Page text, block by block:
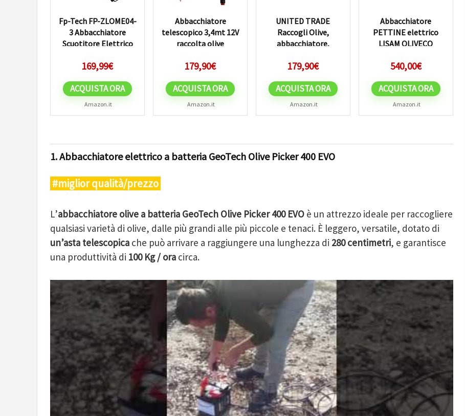
Fp-Tech FP-ZLOME04-
3 Abbacchiatore
Scuotitore Elettrico
Arancione
169,99€
ACQUISTA ORA
Amazon.it
Abbacchiatore
telescopico 3,4mt 12V
raccolta olive
8004
179,90€
ACQUISTA ORA
Amazon.it
UNITED TRADE
Raccogli Olive,
abbacchiatore,
scuotitore per Oliva,
179,90€
ACQUISTA ORA
Amazon.it
Abbacchiatore
PETTINE elettrico
LISAM OLIVECO
leggero e
in...
540,00€
ACQUISTA ORA
Amazon.it
1. Abbacchiatore elettrico a batteria GeoTech Olive Picker 400 EVO
#miglior qualità/prezzo
L’abbacchiatore olive a batteria GeoTech Olive Picker 400 EVO è un attrezzo ideale per raccogliere
qualsiasi varietà di olive, dalle più grandi alle più piccole e tenaci. È leggero, versatile, dotato di
un’asta telescopica che può arrivare a raggiungere una lunghezza di 280 centimetri, e garantisce
una produttività di 100 Kg / ora circa.